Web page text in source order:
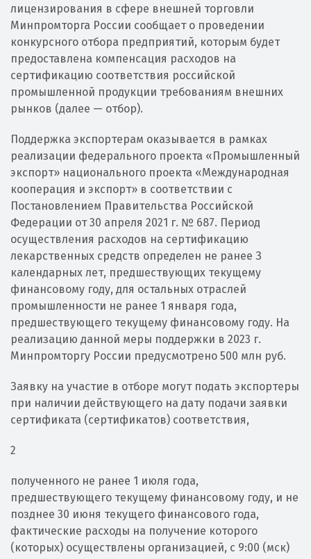
лицензирования в сфере внешней торговли
Минпромторга России сообщает о проведении
конкурсного отбора предприятий, которым будет
предоставлена компенсация расходов на
сертификацию соответствия российской
промышленной продукции требованиям внешних
рынков (далее — отбор).
Поддержка экспортерам оказывается в рамках
реализации федерального проекта «Промышленный
экспорт» национального проекта «Международная
кооперация и экспорт» в соответствии с
Постановлением Правительства Российской
Федерации от 30 апреля 2021 г. № 687. Период
осуществления расходов на сертификацию
лекарственных средств определен не ранее З
календарных лет, предшествующих текущему
финансовому году, для остальных отраслей
промышленности не ранее 1 января года,
предшествующего текущему финансовому году. На
реализацию данной меры поддержки в 2023 г.
Минпромторгу России предусмотрено 500 млн руб.
Заявку на участие в отборе могут подать экспортеры
при наличии действующего на дату подачи заявки
сертификата (сертификатов) соответствия,
2
полученного не ранее 1 июля года,
предшествующего текущему финансовому году, и не
позднее 30 июня текущего финансового года,
фактические расходы на получение которого
(которых) осуществлены организацией, с 9:00 (мск)